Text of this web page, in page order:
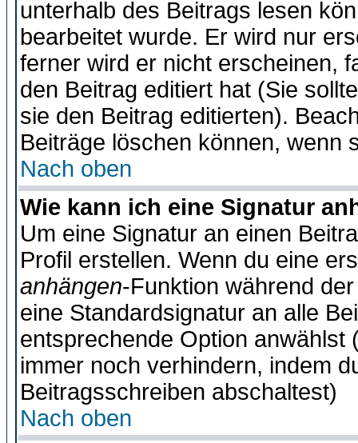
unterhalb des Beitrags lesen
bearbeitet wurde. Er wird nur
ferner wird er nicht erscheinen,
den Beitrag editiert hat (Sie
sie den Beitrag editierten).
Beiträge löschen können, wenn
Nach oben
Wie kann ich eine Signatur
Um eine Signatur an einen
Profil erstellen. Wenn du eine
anhängen-Funktion während
eine Standardsignatur an alle
entsprechende Option anwählst
immer noch verhindern, indem
Beitragsschreiben abschaltest)
Nach oben